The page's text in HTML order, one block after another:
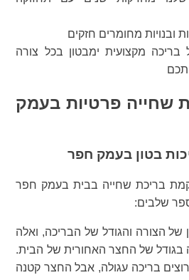
ובנויות מחומרים חזקים
בריכה מקצועית ימבטון בכל צורה
שחייה פרטיות בעמק
בטון בעמק חפר
בריכת שחייה בבית בעמק חפר
שלבים:
של הצורה והגודל של הבריכה, ואלה
בגודל של החצר האחורית של הבית.
בריכה עגולה, אבל החצר קטנה